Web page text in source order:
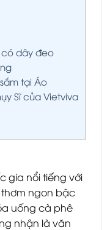
có dây đeo
tại Áo
Sĩ của Vietviva
gia nổi tiếng với
ngon bậc
uống cà phê
nhận là văn